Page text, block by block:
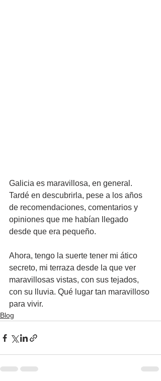
Galicia es maravillosa, en general.
Tardé en descubrirla, pese a los años
de recomendaciones, comentarios y
opiniones que me habían llegado
desde que era pequeño.
Ahora, tengo la suerte tener mi ático
secreto, mi terraza desde la que ver
maravillosas vistas, con sus tejados,
con su lluvia. Qué lugar tan maravilloso
para vivir.
Blog